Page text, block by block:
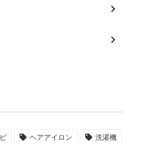
ヘアアイロン 洗濯機